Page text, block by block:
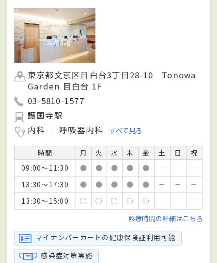
東京都文京区目白台3丁目28-10 Tonowa
Garden 目白台 1F
03-5810-1577
護国寺駅
内科
呼吸器内科 すべて見る
時間 月 火 水 木 金 土 日
祝
09:00～11:30
● ● ● ● ● － －
－
13:30～17:30
● ● ● ● ● － －
－
13:30～15:00
○ ○ ○ ○ ○ － －
－
診療時間の詳細はこちら
マイナンバーカードの健康保険証利用可能
感染症対策実施